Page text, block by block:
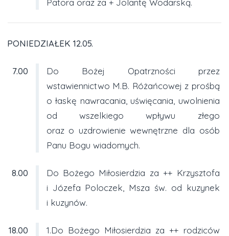
Patora oraz za + Jolantę Wodarską.
PONIEDZIAŁEK 12.05.
7.00
Do Bożej Opatrzności przez
wstawiennictwo M.B. Różańcowej z prośbą
o łaskę nawracania, uświęcania, uwolnienia
od wszelkiego wpływu złego
oraz o uzdrowienie wewnętrzne dla osób
Panu Bogu wiadomych.
8.00
Do Bożego Miłosierdzia za ++ Krzysztofa
i Józefa Poloczek, Msza św. od kuzynek
i kuzynów.
18.00
1.Do Bożego Miłosierdzia za ++ rodziców